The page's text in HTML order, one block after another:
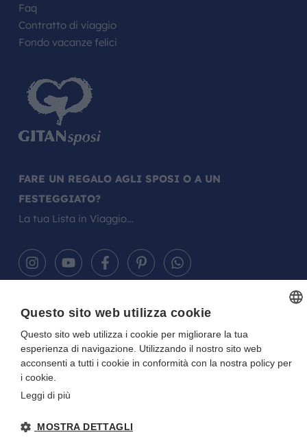
Faq
Contratto di viaggio
Fondo vacanze felici
FARE UN REGALO AGLI SPOSI O A UN
FESTEGGIATO?
La tua Lista in Viaggio…
Gitan viaggiNOTE LEGALI-PRIVACY - DIRETTIVA UE 2015/2032
Sito creato da
Questo sito web utilizza cookie
Questo sito web utilizza i cookie per migliorare la tua
esperienza di navigazione. Utilizzando il nostro sito web
acconsenti a tutti i cookie in conformità con la nostra policy per
i cookie.
Leggi di più
MOSTRA DETTAGLI